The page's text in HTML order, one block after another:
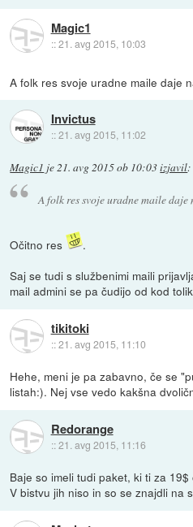
Magic1
::21. avg 2015, 10:03
A folk res svoje uradne maile daje
Invictus
::21. avg 2015, 11:02
Magic1 je21. avg 2015 ob 10:03izjavil:
A folk res svoje uradne maile daje
Očitno res
.
Saj se tudi s službenimi maili
mail admini se pa čudijo od kod
tikitoki
::21. avg 2015, 11:10
Hehe, meni je pa zabavno, če se
listah:). Nej vse vedo kakšna
Redorange
::21. avg 2015, 11:16
Baje so imeli tudi paket, ki ti za
V bistvu jih niso in so se znajdli na